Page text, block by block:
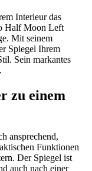
Interieur das
Half Moon Left
Mit seinem
Spiegel Ihrem
Sein markantes
zu einem
ansprechend,
Funktionen
Der Spiegel ist
auch nach einer